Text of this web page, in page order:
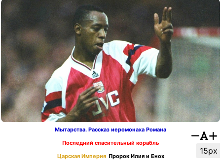
15px
Мытарства. Рассказ иеромонаха Романа
Последний спасительный корабль
Царская Империя Пророк Илия и Енох